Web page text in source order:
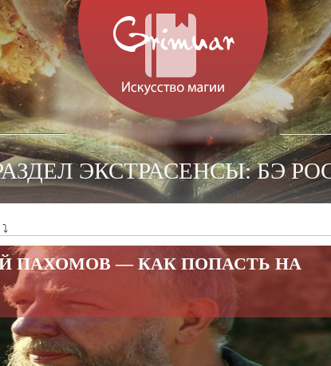
ЭКСТРАСЕНСЫ: БЭ
ПАХОМОВ — КАК ПОПАСТЬ НА